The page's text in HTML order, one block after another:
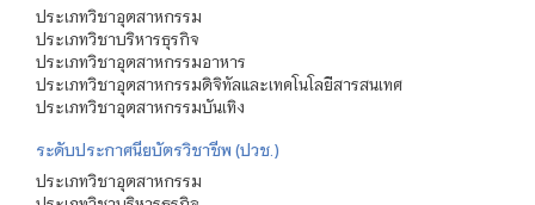
ประเภทวิชาอุตสาหกรรม
ประเภทวิชาบริหารธุรกิจ
ประเภทวิชาอุตสาหกรรมอาหาร
ประเภทวิชาอุตสาหกรรมดิจิทัลและเทคโนโลยีสารสนเทศ
ประเภทวิชาอุตสาหกรรมบันเทิง
ระดับประกาศนียบัตรวิชาชีพ (ปวช.)
ประเภทวิชาอุตสาหกรรม